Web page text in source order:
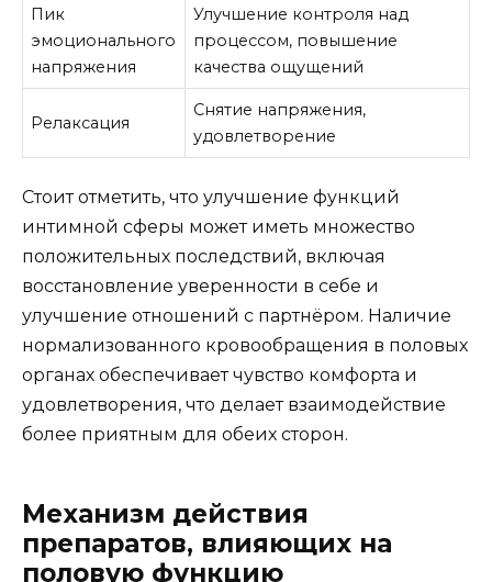
Пик
эмоционального
напряжения
Улучшение контроля над
процессом, повышение
качества ощущений
Релаксация
Снятие напряжения,
удовлетворение
Стоит отметить, что улучшение функций
интимной сферы может иметь множество
положительных последствий, включая
восстановление уверенности в себе и
улучшение отношений с партнёром. Наличие
нормализованного кровообращения в половых
органах обеспечивает чувство комфорта и
удовлетворения, что делает взаимодействие
более приятным для обеих сторон.
Механизм действия
препаратов, влияющих на
половую функцию